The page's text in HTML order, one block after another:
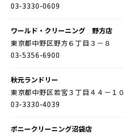
03-3330-0609
ワールド・クリーニング 野方店
東京都中野区野方６丁目３－８
03-5356-6900
秋元ランドリー
東京都中野区若宮３丁目４４－１０
03-3330-4039
ポニークリーニング沼袋店